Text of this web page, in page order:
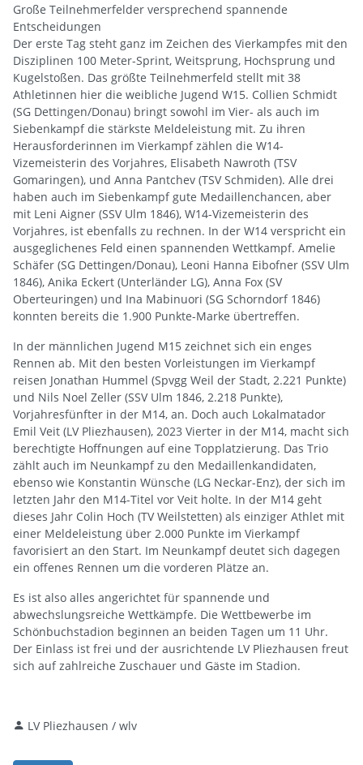
Große Teilnehmerfelder versprechend spannende
Entscheidungen
Der erste Tag steht ganz im Zeichen des Vierkampfes mit den
Disziplinen 100 Meter-Sprint, Weitsprung, Hochsprung und
Kugelstoßen. Das größte Teilnehmerfeld stellt mit 38
Athletinnen hier die weibliche Jugend W15. Collien Schmidt
(SG Dettingen/Donau) bringt sowohl im Vier- als auch im
Siebenkampf die stärkste Meldeleistung mit. Zu ihren
Herausforderinnen im Vierkampf zählen die W14-
Vizemeisterin des Vorjahres, Elisabeth Nawroth (TSV
Gomaringen), und Anna Pantchev (TSV Schmiden). Alle drei
haben auch im Siebenkampf gute Medaillenchancen, aber
mit Leni Aigner (SSV Ulm 1846), W14-Vizemeisterin des
Vorjahres, ist ebenfalls zu rechnen. In der W14 verspricht ein
ausgeglichenes Feld einen spannenden Wettkampf. Amelie
Schäfer (SG Dettingen/Donau), Leoni Hanna Eibofner (SSV Ulm
1846), Anika Eckert (Unterländer LG), Anna Fox (SV
Oberteuringen) und Ina Mabinuori (SG Schorndorf 1846)
konnten bereits die 1.900 Punkte-Marke übertreffen.
In der männlichen Jugend M15 zeichnet sich ein enges
Rennen ab. Mit den besten Vorleistungen im Vierkampf
reisen Jonathan Hummel (Spvgg Weil der Stadt, 2.221 Punkte)
und Nils Noel Zeller (SSV Ulm 1846, 2.218 Punkte),
Vorjahresfünfter in der M14, an. Doch auch Lokalmatador
Emil Veit (LV Pliezhausen), 2023 Vierter in der M14, macht sich
berechtigte Hoffnungen auf eine Topplatzierung. Das Trio
zählt auch im Neunkampf zu den Medaillenkandidaten,
ebenso wie Konstantin Wünsche (LG Neckar-Enz), der sich im
letzten Jahr den M14-Titel vor Veit holte. In der M14 geht
dieses Jahr Colin Hoch (TV Weilstetten) als einziger Athlet mit
einer Meldeleistung über 2.000 Punkte im Vierkampf
favorisiert an den Start. Im Neunkampf deutet sich dagegen
ein offenes Rennen um die vorderen Plätze an.
Es ist also alles angerichtet für spannende und
abwechslungsreiche Wettkämpfe. Die Wettbewerbe im
Schönbuchstadion beginnen an beiden Tagen um 11 Uhr.
Der Einlass ist frei und der ausrichtende LV Pliezhausen freut
sich auf zahlreiche Zuschauer und Gäste im Stadion.
LV Pliezhausen / wlv